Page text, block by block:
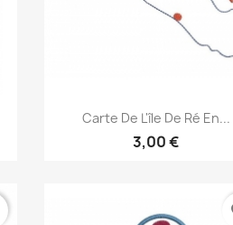
Aperçu rapide
Carte De L'île De Ré En...
3,00 €